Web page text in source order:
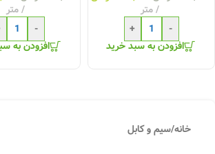
متر
-
+
افزودن به سبد خرید
متر
-
افزودن به
خانه/سیم و کابل